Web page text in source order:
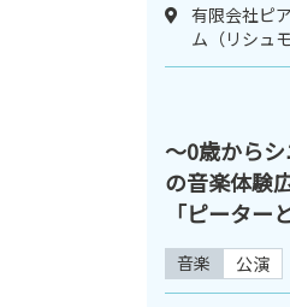
有限会社ピ
ム（リシュ
〜0歳から
の音楽体験
「ピーター
音楽 公演